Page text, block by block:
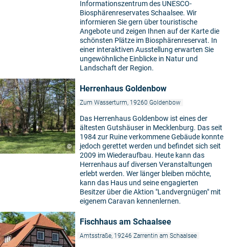
Informationszentrum des UNESCO-
Biosphärenreservates Schaalsee. Wir
informieren Sie gern über touristische
Angebote und zeigen Ihnen auf der Karte die
schönsten Plätze im Biosphärenreservat. In
einer interaktiven Ausstellung erwarten Sie
ungewöhnliche Einblicke in Natur und
Landschaft der Region.
©
Herrenhaus Goldenbow
Zum Wasserturm, 19260 Goldenbow
Das Herrenhaus Goldenbow ist eines der
ältesten Gutshäuser in Mecklenburg. Das seit
1984 zur Ruine verkommene Gebäude konnte
jedoch gerettet werden und befindet sich seit
2009 im Wiederaufbau. Heute kann das
Herrenhaus auf diversen Veranstaltungen
erlebt werden. Wer länger bleiben möchte,
kann das Haus und seine engagierten
Besitzer über die Aktion "Landvergnügen" mit
eigenem Caravan kennenlernen.
Fischhaus am Schaalsee
Amtsstraße, 19246 Zarrentin am Schaalsee